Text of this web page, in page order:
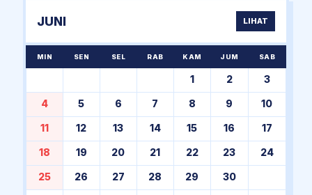
JUNI LIHAT
MIN SEN SEL RAB KAM JUM SAB
1 2 3
4 5 6 7 8 9 10
11 12 13 14 15 16 17
18 19 20 21 22 23 24
25 26 27 28 29 30